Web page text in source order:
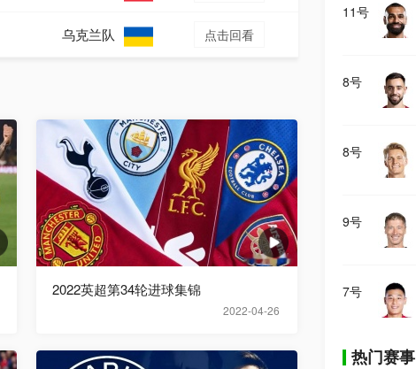
乌克兰队 点击回看
2022-04-26
2022英超第34轮进球集锦
11号
8号
8号
9号
7号
热门赛事